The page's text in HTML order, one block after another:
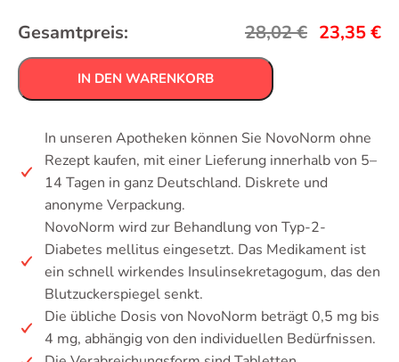
Gesamtpreis: 28,02€ 23,35€
IN DEN WARENKORB
In unseren Apotheken können Sie NovoNorm ohne
Rezept kaufen, mit einer Lieferung innerhalb von 5–
14 Tagen in ganz Deutschland. Diskrete und
anonyme Verpackung.
NovoNorm wird zur Behandlung von Typ-2-
Diabetes mellitus eingesetzt. Das Medikament ist
ein schnell wirkendes Insulinsekretagogum, das den
Blutzuckerspiegel senkt.
Die übliche Dosis von NovoNorm beträgt 0,5 mg bis
4 mg, abhängig von den individuellen Bedürfnissen.